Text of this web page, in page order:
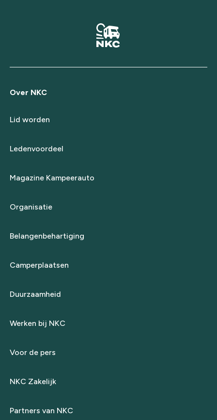
Over NKC
Lid worden
Ledenvoordeel
Magazine Kampeerauto
Organisatie
Belangenbehartiging
Camperplaatsen
Duurzaamheid
Werken bij NKC
Voor de pers
NKC Zakelijk
Partners van NKC